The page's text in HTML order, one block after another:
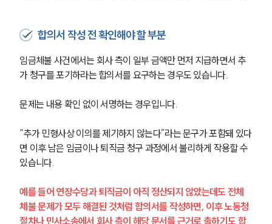
합의서 작성 전 확인해야 할 부분
임금체불 사건에서는 회사 측이 일부 금액만 먼저 지급하면서 추
가 청구를 포기하라는 합의서를 요구하는 경우도 있습니다.
문제는 내용 확인 없이 서명하는 경우입니다.
“추가 민형사상 이의를 제기하지 않는다”라는 문구가 포함돼 있다
면 이후 남은 임금이나 퇴직금 청구 과정에서 불리하게 작용할 수
있습니다.
예를 들어 연장수당과 퇴직금이 아직 정산되지 않았는데도 전체
체불 문제가 모두 해결된 것처럼 합의서를 작성하면, 이후 노동청
절차나 민사소송에서 회사 측이 해당 문서를 근거로 출하기도 합